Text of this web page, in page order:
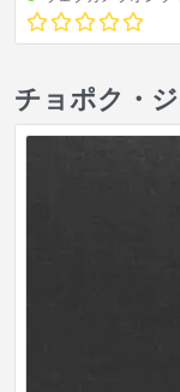
チョポク・